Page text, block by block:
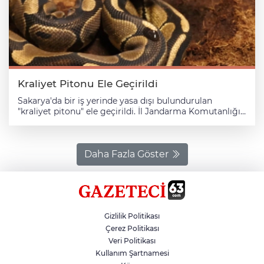
Kraliyet Pitonu Ele Geçirildi
Sakarya'da bir iş yerinde yasa dışı bulundurulan
"kraliyet pitonu" ele geçirildi. İl Jandarma Komutanlığı
gerçekleştirildi. Serdivan ilçesi Arabacıalanı
Mahallesi'nde Y.Y.K'nin (21) iş yerinde arama yapan
ekipler, kraliyet pitonu buldu. Olayla ilgili Y.Y.K'ye idari
para cezası uygulanırken, yılan Sakarya Doğa Koruma
ve Milli Parklar Şube Müdürlüğü görevlilerince teslim
Daha Fazla Göster
Gizlilik Politikası
Çerez Politikası
Veri Politikası
Kullanım Şartnamesi